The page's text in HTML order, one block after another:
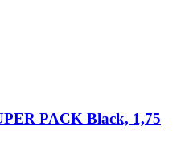
PACK Black, 1,75